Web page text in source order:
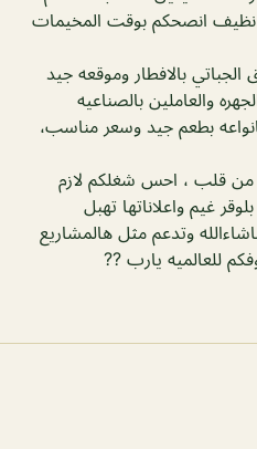
انصحكم بوقت المخيمات
بالافطار وموقعه جيد
والعاملين بالصناعيه
بطعم جيد وسعر مناسب،
قلب ، احس شغلكم لازم
غيم واعلاناتها تهبل
وتدعم مثل هالمشاريع
للعالميه يارب ??